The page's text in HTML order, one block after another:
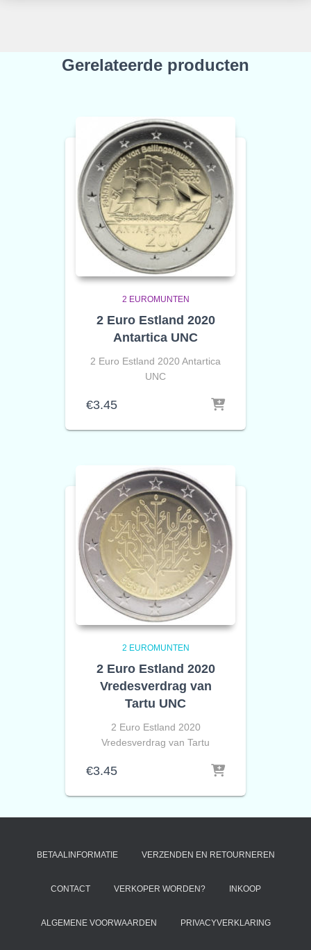
Gerelateerde producten
2 EUROMUNTEN
2 Euro Estland 2020
Antartica UNC
2 Euro Estland 2020 Antartica
UNC
€3.45
2 EUROMUNTEN
2 Euro Estland 2020
Vredesverdrag van
Tartu UNC
2 Euro Estland 2020
Vredesverdrag van Tartu
€3.45
BETAALINFORMATIE VERZENDEN EN RETOURNEREN
CONTACT VERKOPER WORDEN? INKOOP
ALGEMENE VOORWAARDEN PRIVACYVERKLARING